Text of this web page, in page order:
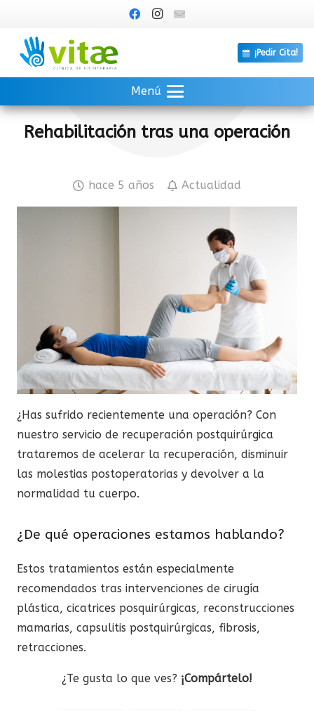
¡Pedir Cita!
Menú
Rehabilitación tras una operación
hace 5 años Actualidad
¿Has sufrido recientemente una operación? Con
nuestro servicio de recuperación postquirúrgica
trataremos de acelerar la recuperación, disminuir
las molestias postoperatorias y devolver a la
normalidad tu cuerpo.
¿De qué operaciones estamos hablando?
Estos tratamientos están especialmente
recomendados tras intervenciones de cirugía
plástica, cicatrices posquirúrgicas, reconstrucciones
mamarias, capsulitis postquirúrgicas, fibrosis,
retracciones.
¿Te gusta lo que ves? ¡Compártelo!